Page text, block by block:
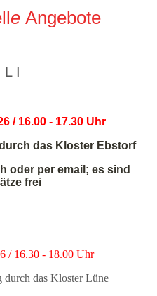
e Angebote
L I
/ 16.00 - 17.30 Uhr
das Kloster Ebstorf
oder per email; es sind
frei
/ 16.30 - 18.00 Uhr
das Kloster Lüne